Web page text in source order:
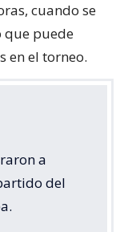
cuando se
que puede
en el torneo.
a
del